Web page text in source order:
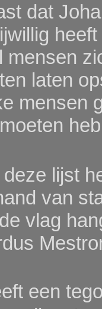
dat
mensen
laten
mensen
lijst
van
vlag
een